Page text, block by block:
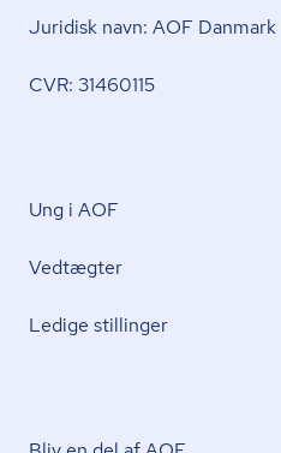
Juridisk navn: AOF Danmark
CVR: 31460115
Ung i AOF
Vedtægter
Ledige stillinger